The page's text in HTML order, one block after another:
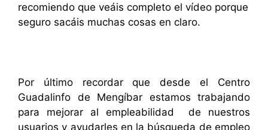
recomiendo que veáis completo el vídeo porque
seguro sacáis muchas cosas en claro.
Por último recordar que desde el Centro
Guadalinfo de Mengíbar estamos trabajando
para mejorar al empleabilidad de nuestros
usuarios y ayudarles en la búsqueda de empleo